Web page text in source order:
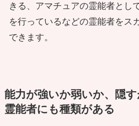
心霊ちょっといい話。相
母の最後の心残りとは
海外からやってきた呪物
の中、現役イタコに届いた
幽霊の正体は霊的存在
格化されていく哲君！
お寺の蔵を掃除しながら
ェブ上の罰当たり行為や、
きる、アマチュアの霊能者とし
を行っているなどの霊能者をス
できます。
能力が強いか弱いか、隠す
霊能者にも種類がある